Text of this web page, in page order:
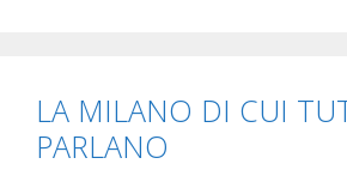
LA MILANO DI CUI
PARLANO